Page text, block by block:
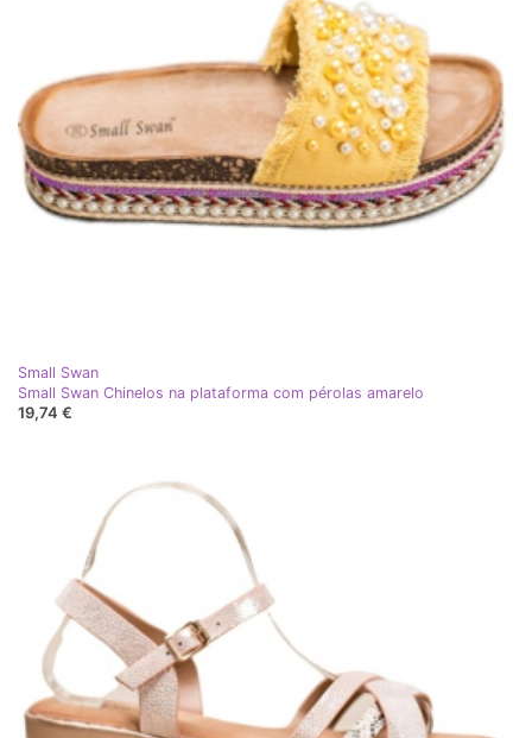
Small Swan
Small Swan Chinelos na plataforma com pérolas amarelo
19,74 €